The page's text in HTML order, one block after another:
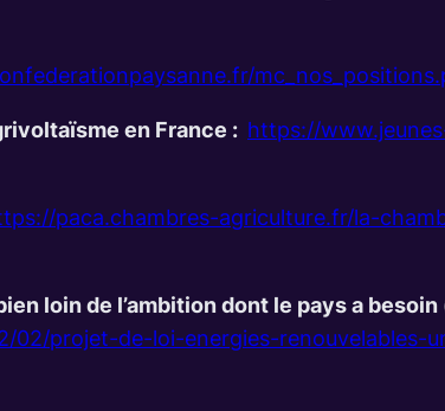
en France : https://
paca.chambres-agriculture.fr/la-
loin de l’ambition dont le pays a
02/projet-de-loi-energies-